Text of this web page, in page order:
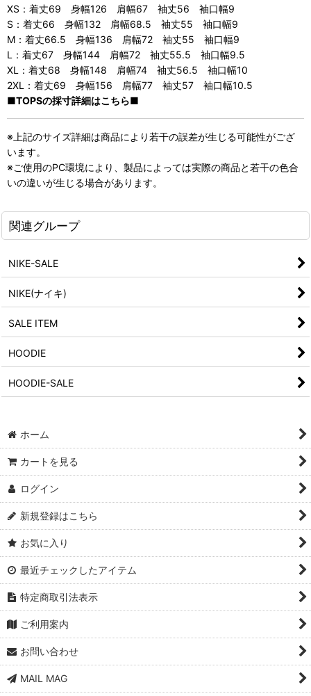
XS：着丈69 身幅126 肩幅67 袖丈56 袖口幅9
S：着丈66 身幅132 肩幅68.5 袖丈55 袖口幅9
M：着丈66.5 身幅136 肩幅72 袖丈55 袖口幅9
L：着丈67 身幅144 肩幅72 袖丈55.5 袖口幅9.5
XL：着丈68 身幅148 肩幅74 袖丈56.5 袖口幅10
2XL：着丈69 身幅156 肩幅77 袖丈57 袖口幅10.5
■TOPSの採寸詳細はこちら■
※上記のサイズ詳細は商品により若干の誤差が生じる可能性がござ
います。
※ご使用のPC環境により、製品によっては実際の商品と若干の色合
いの違いが生じる場合があります。
関連グループ
NIKE-SALE
NIKE(ナイキ)
SALE ITEM
HOODIE
HOODIE-SALE
ホーム
カートを見る
ログイン
新規登録はこちら
お気に入り
最近チェックしたアイテム
特定商取引法表示
ご利用案内
お問い合わせ
MAIL MAG